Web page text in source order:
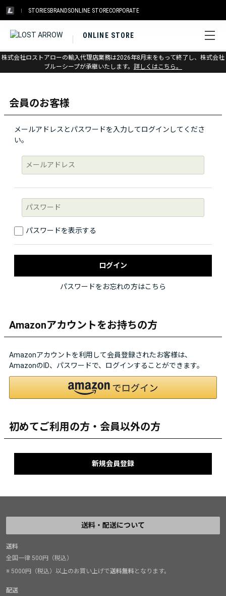
STORIESBRANDSONLINE STORECORPORATE
ONLINE STORE
株式会社ロストアローの輸入代理店業務は2026年8月末をもって終了し、株式会社
ブルーシープが承継いたします。 詳しくはこちら。
ログイン
会員のお客様
メールアドレスとパスワードを入力してログインしてくださ
い。
パスワードを表示する
パスワードをお忘れの方はこちら
Amazonアカウントをお持ちの方
Amazonアカウントを利用して会員登録されたお客様は、
AmazonのID、パスワードで、ログインすることができます。
初めてご利用の方・会員以外の方
送料・配送について
送料
全国一律 500円（税込）
※ 5000円（税込）以上のお買い上げで送料無料となります。
配送